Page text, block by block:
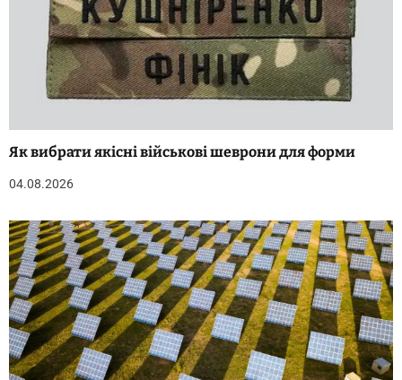
Як вибрати якісні військові шеврони для форми
04.08.2026